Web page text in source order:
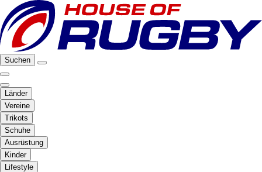
Suchen
Länder
Vereine
Trikots
Schuhe
Ausrüstung
Kinder
Lifestyle